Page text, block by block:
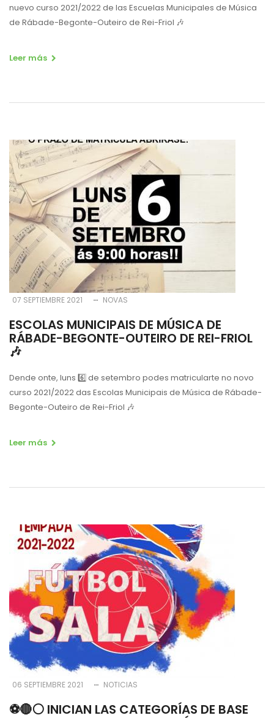
nuevo curso 2021/2022 de las Escuelas Municipales de Música
de Rábade-Begonte-Outeiro de Rei-Friol 🎶
Leer más
07 SEPTIEMBRE 2021 NOVAS
ESCOLAS MUNICIPAIS DE MÚSICA DE
RÁBADE-BEGONTE-OUTEIRO DE REI-FRIOL
🎶
Dende onte, luns 6️⃣ de setembro podes matricularte no novo
curso 2021/2022 das Escolas Municipais de Música de Rábade-
Begonte-Outeiro de Rei-Friol 🎶
Leer más
06 SEPTIEMBRE 2021 NOTICIAS
⚽️🔴⚪️ INICIAN LAS CATEGORÍAS DE BASE